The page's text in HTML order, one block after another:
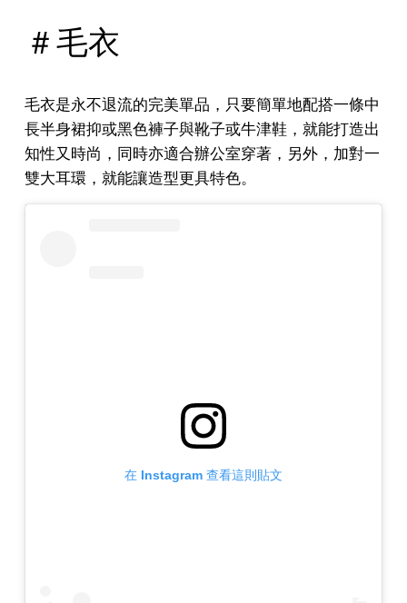
＃毛衣
毛衣是永不退流的完美單品，只要簡單地配搭一條中
長半身裙抑或黑色褲子與靴子或牛津鞋，就能打造出
知性又時尚，同時亦適合辦公室穿著，另外，加對一
雙大耳環，就能讓造型更具特色。
在 Instagram 查看這則貼文